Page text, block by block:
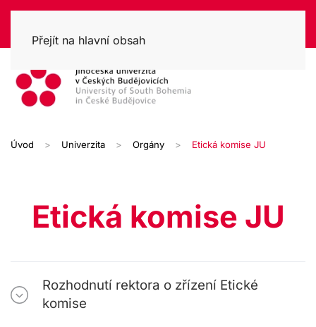
Přejít na hlavní obsah
Úvod Univerzita Orgány Etická komise JU
Etická komise JU
Rozhodnutí rektora o zřízení Etické
komise